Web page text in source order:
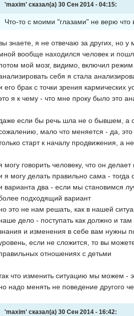
'maxim' сказал(а) 30 Сен 2014 - 04:15:
Что-то с моими "глазами" не верю что
знаете, я не отвечаю за других, но у
вообще находился человек и
мой мозг, видимо, включил
себя я стала
его брак с точки зрения кармических
я к чему - что мне проку было это
если бы речь шла не о бывшем, а о
мало что меняется - да,
старт к началу продвижения, а
могу говорить человеку, что он
я могу делать правильно сама - тогда
варианта два - если мы становимся
подходящий вариант
это не нам решать, как в нашей
дело - поступать как должно и там
и изменения в себе вам нужны
если не сложится, то вы
отношениях с детьми
что изменить ситуацию мы можем -
надо менять не поведение другого
'maxim' сказал(а) 30 Сен 2014 - 16:42: